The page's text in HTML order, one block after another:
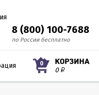
8 (800) 100-7688
по России бесплатно
0 КОРЗИНА
0 Р